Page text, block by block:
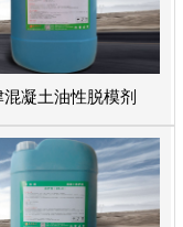
混凝土油性脱模剂